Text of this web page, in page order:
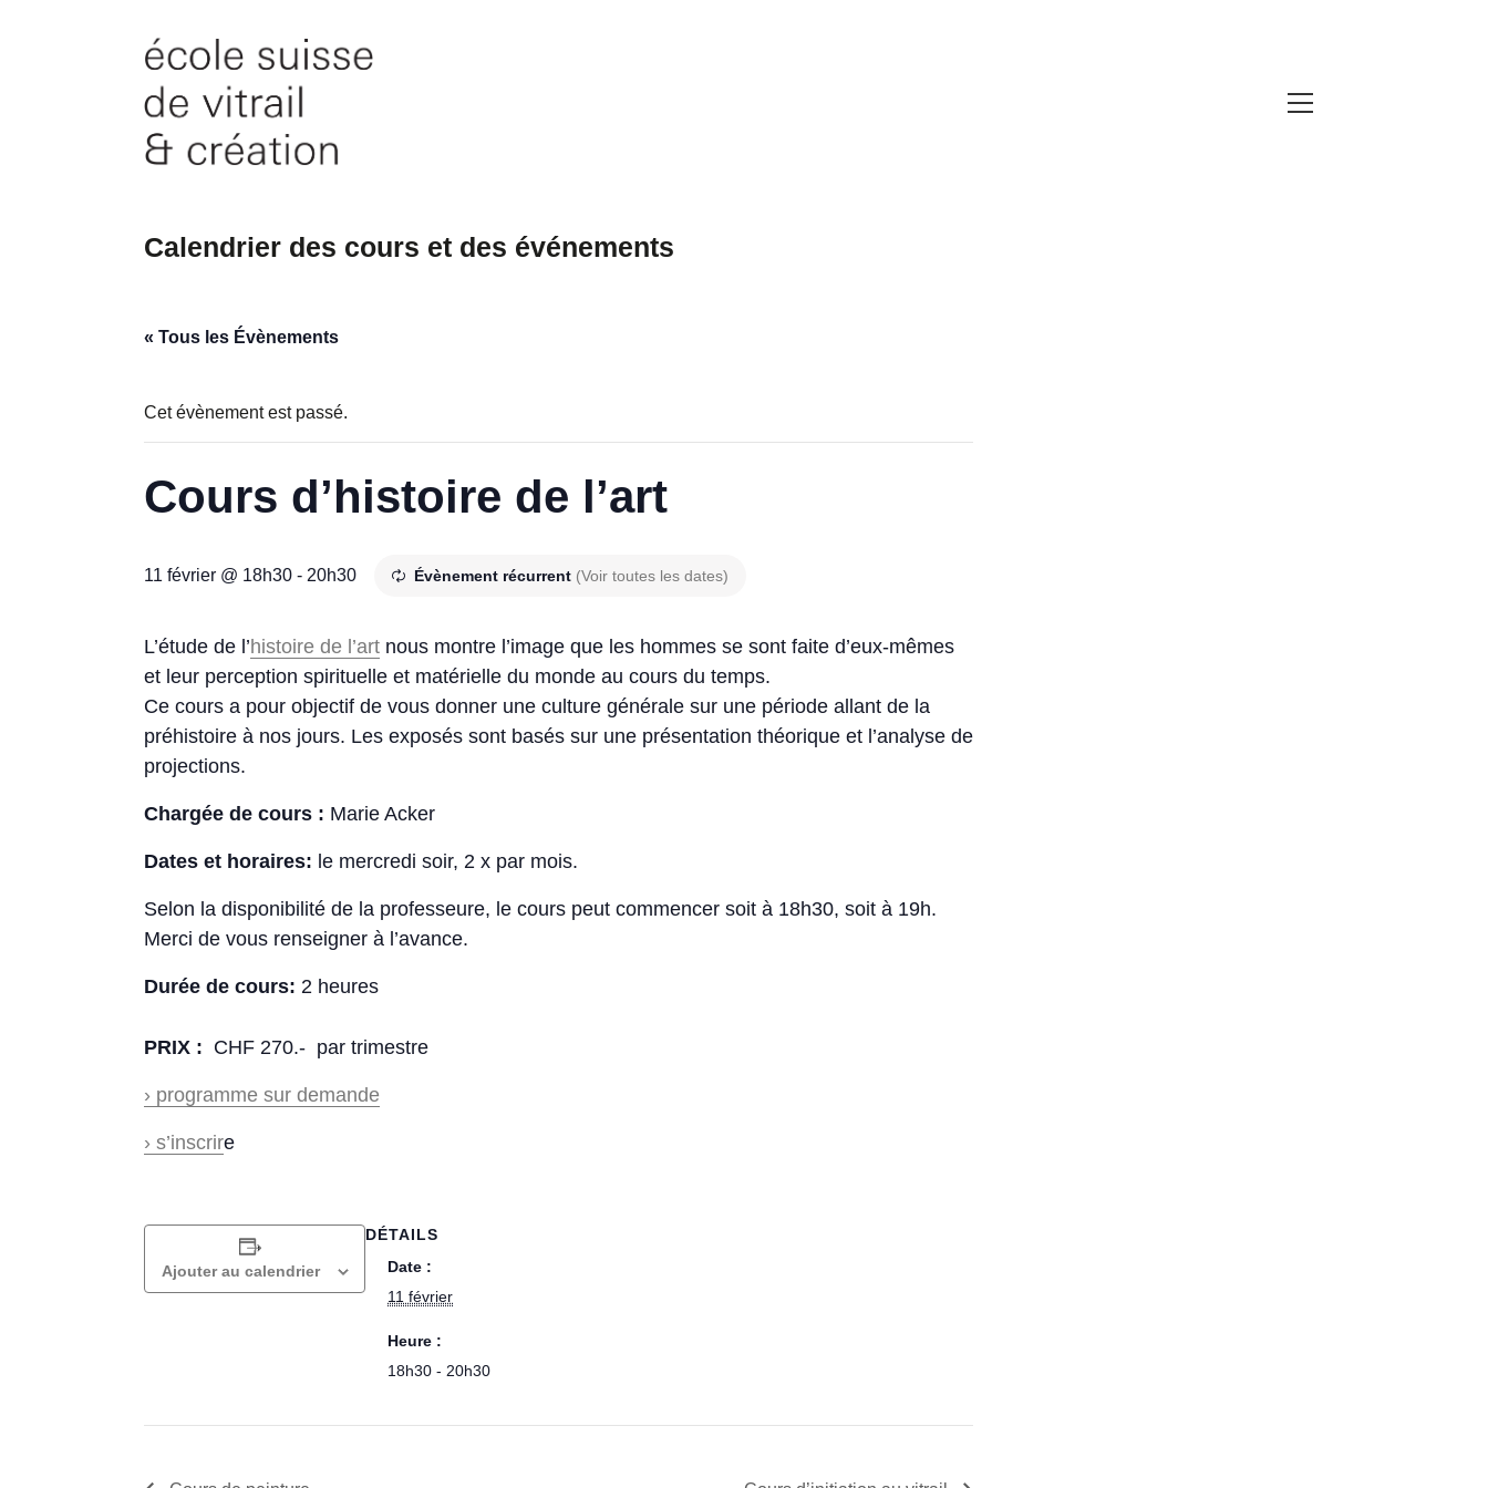
Calendrier des cours et des événements
« Tous les Évènements
Cet évènement est passé.
Cours d’histoire de l’art
11 février @ 18h30 - 20h30 Évènement récurrent (Voir toutes les dates)
L’étude de l’histoire de l’art nous montre l’image que les hommes se sont faite d’eux-mêmes
et leur perception spirituelle et matérielle du monde au cours du temps.
Ce cours a pour objectif de vous donner une culture générale sur une période allant de la
préhistoire à nos jours. Les exposés sont basés sur une présentation théorique et l’analyse de
projections.
Chargée de cours : Marie Acker
Dates et horaires: le mercredi soir, 2 x par mois.
Selon la disponibilité de la professeure, le cours peut commencer soit à 18h30, soit à 19h.
Merci de vous renseigner à l’avance.
Durée de cours: 2 heures
PRIX : CHF 270.- par trimestre
› programme sur demande
› s’inscrire
Ajouter au calendrier
DÉTAILS
Date :
11 février
Heure :
18h30 - 20h30